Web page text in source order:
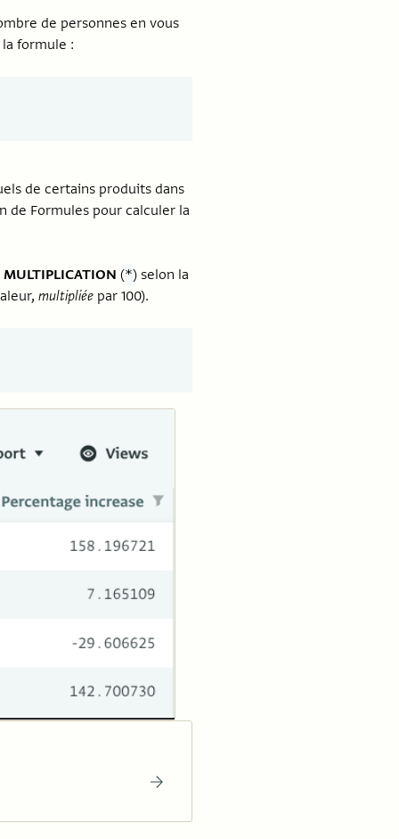
de personnes en vous
formule :
de certains produits dans
de Formules pour calculer la
MULTIPLICATION (*) selon la
multipliée par 100).